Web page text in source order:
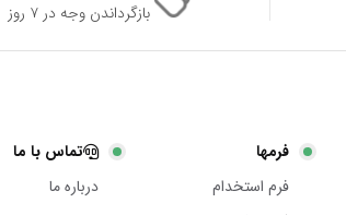
بازگرداندن وجه در ۷ روز
فرمها
فرم استخدام
تماس با ما
درباره ما